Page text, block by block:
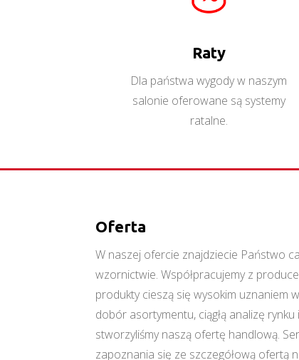
Raty
Dla państwa wygody w naszym
salonie oferowane są systemy
ratalne.
Oferta
W naszej ofercie znajdziecie Państwo
wzornictwie. Współpracujemy z
produkty cieszą się wysokim uznaniem
dobór asortymentu, ciągłą analizę
stworzyliśmy naszą ofertę handlową.
zapoznania się ze szczegółową ofertą